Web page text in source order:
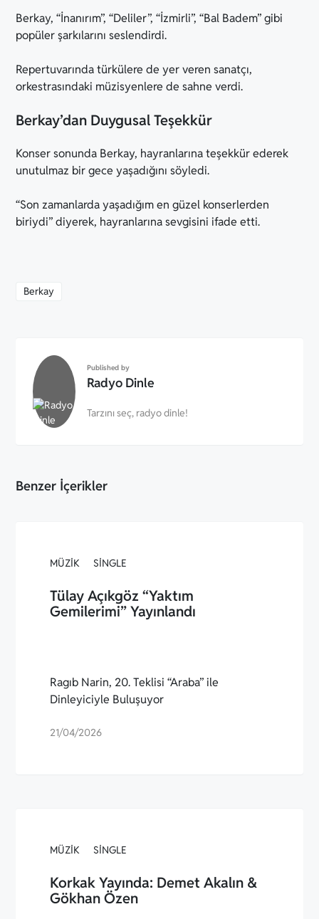
Berkay, “İnanırım”, “Deliler”, “İzmirli”, “Bal Badem” gibi
popüler şarkılarını seslendirdi.
Repertuvarında türkülere de yer veren sanatçı,
orkestrasındaki müzisyenlere de sahne verdi.
Berkay’dan Duygusal Teşekkür
Konser sonunda Berkay, hayranlarına teşekkür ederek
unutulmaz bir gece yaşadığını söyledi.
“Son zamanlarda yaşadığım en güzel konserlerden
biriydi” diyerek, hayranlarına sevgisini ifade etti.
Berkay
Published by
Radyo Dinle
Tarzını seç, radyo dinle!
Benzer İçerikler
MÜZIK SINGLE
Tülay Açıkgöz “Yaktım
Gemilerimi” Yayınlandı
Ragıb Narin, 20. Teklisi “Araba” ile
Dinleyiciyle Buluşuyor
21/04/2026
MÜZIK SINGLE
Korkak Yayında: Demet Akalın &
Gökhan Özen